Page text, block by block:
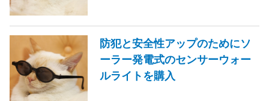
防犯と安全性アップのためにソ
ーラー発電式のセンサーウォー
ルライトを購入